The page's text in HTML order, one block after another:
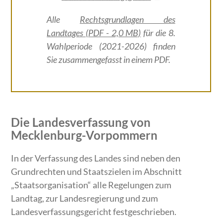
Alle Rechtsgrundlagen des
Landtages (PDF - 2,0 MB) für die 8.
Wahlperiode (2021-2026) finden
Sie zusammengefasst in einem PDF.
Die Landesverfassung von
Mecklenburg-Vorpommern
In der Verfassung des Landes sind neben den
Grundrechten und Staatszielen im Abschnitt
„Staatsorganisation“ alle Regelungen zum
Landtag, zur Landesregierung und zum
Landesverfassungsgericht festgeschrieben.